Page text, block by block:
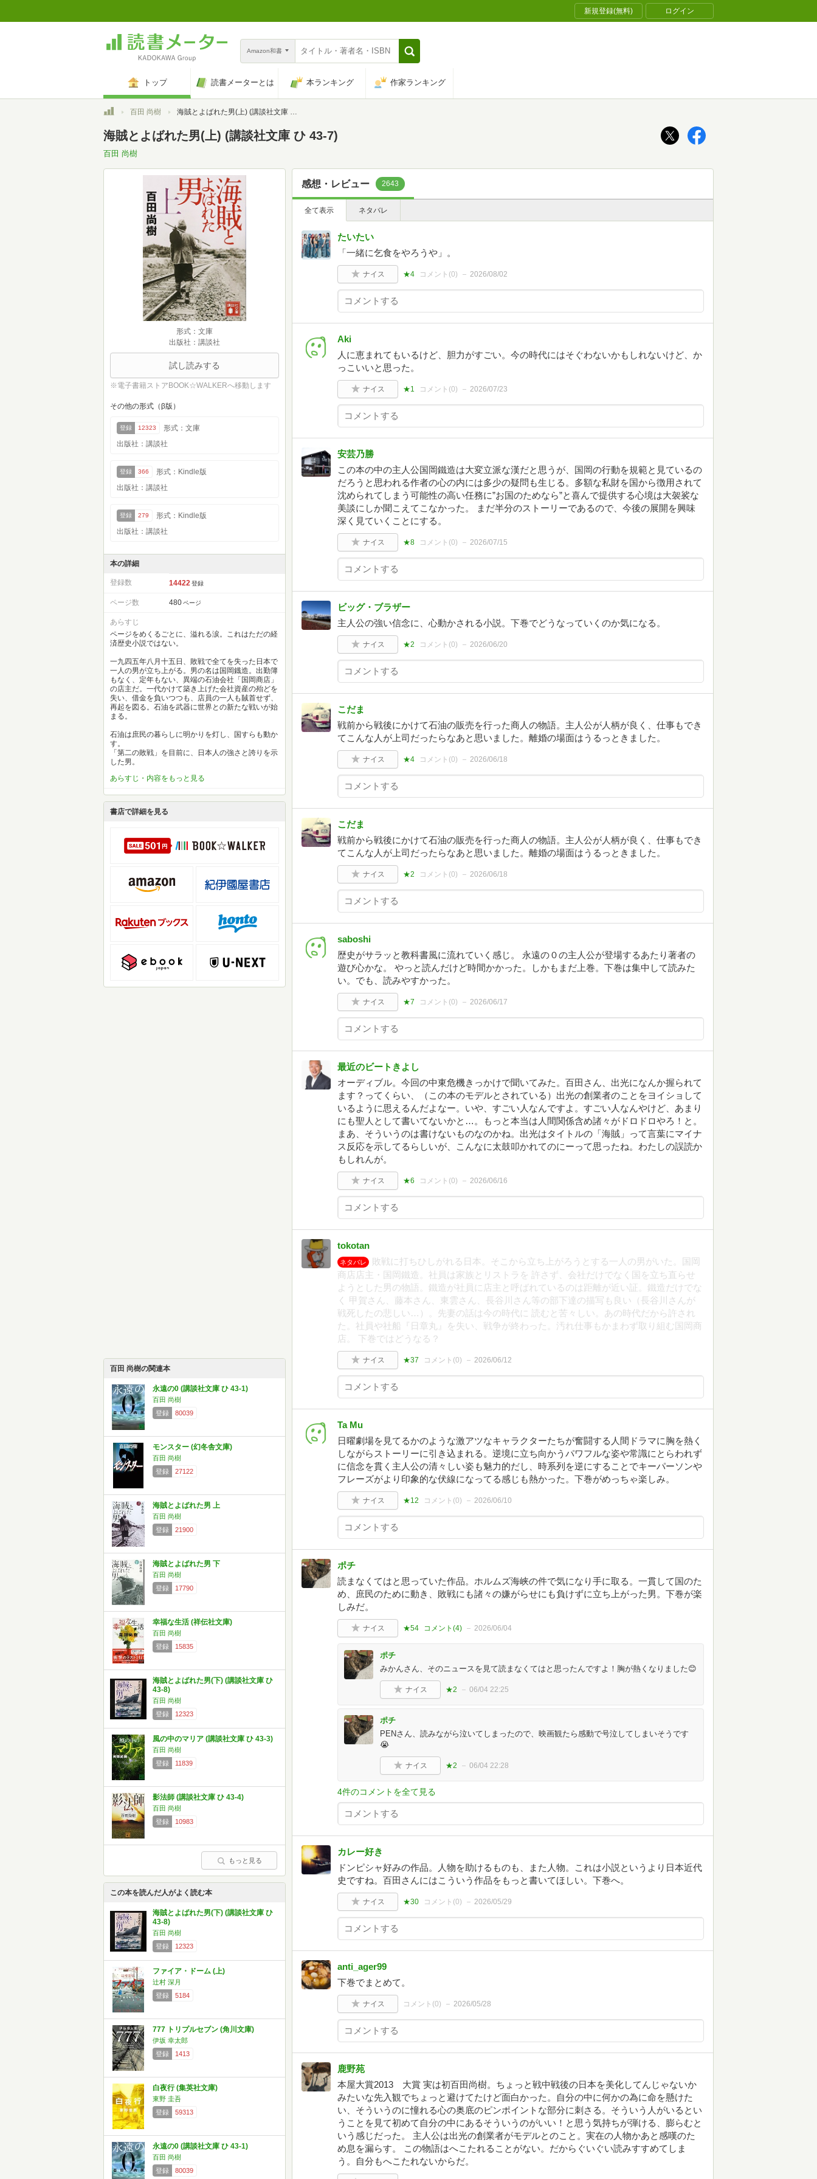
新規登録(無料) ログイン
Amazon和書
トップ 読書メーターとは 本ランキング 作家ランキング
トップ百田 尚樹 海賊とよばれた男(上) (講談社文庫 ひ 43-7)
海賊とよばれた男(上) (講談社文庫 ひ 43-7)
百田 尚樹
形式：文庫
出版社：講談社
試し読みする
※電子書籍ストアBOOK☆WALKERへ移動します
その他の形式（β版）
登録 12323
形式：文庫
出版社：講談社
登録 366
形式：Kindle版
出版社：講談社
登録 279
形式：Kindle版
出版社：講談社
本の詳細
登録数 14422 登録
ページ数 480 ページ
あらすじ
ページをめくるごとに、溢れる涙。これはただの経
済歴史小説ではない。
一九四五年八月十五日、敗戦で全てを失った日本で
一人の男が立ち上がる。男の名は国岡鐡造。出勤簿
もなく、定年もない、異端の石油会社「国岡商店」
の店主だ。一代かけて築き上げた会社資産の殆どを
失い、借金を負いつつも、店員の一人も馘首せず、
再起を図る。石油を武器に世界との新たな戦いが始
まる。
石油は庶民の暮らしに明かりを灯し、国すらも動か
す。
「第二の敗戦」を目前に、日本人の強さと誇りを示
した男。
あらすじ・内容をもっと見る
書店で詳細を見る
百田 尚樹の関連本
永遠の0 (講談社文庫 ひ 43-1)
百田 尚樹
登録
80039
モンスター (幻冬舎文庫)
百田 尚樹
登録
27122
海賊とよばれた男 上
百田 尚樹
登録
21900
海賊とよばれた男 下
百田 尚樹
登録
17790
幸福な生活 (祥伝社文庫)
百田 尚樹
登録
15835
海賊とよばれた男(下) (講談社文庫 ひ
43-8)
百田 尚樹
登録
12323
風の中のマリア (講談社文庫 ひ 43-3)
百田 尚樹
登録
11839
影法師 (講談社文庫 ひ 43-4)
百田 尚樹
登録
10983
もっと見る
この本を読んだ人がよく読む本
海賊とよばれた男(下) (講談社文庫 ひ
43-8)
百田 尚樹
登録
12323
ファイア・ドーム (上)
辻村 深月
登録
5184
777 トリプルセブン (角川文庫)
伊坂 幸太郎
登録
1413
白夜行 (集英社文庫)
東野 圭吾
登録
59313
永遠の0 (講談社文庫 ひ 43-1)
百田 尚樹
登録
80039
感想・レビュー 2643
全て表示 ネタバレ
たいたい
「一緒に乞食をやろうや」。
ナイス ★4 コメント(0) 2026/08/02
Aki
人に恵まれてもいるけど、胆力がすごい。今の時代にはそぐわないかもしれないけど、か
っこいいと思った。
ナイス ★1 コメント(0) 2026/07/23
安芸乃勝
この本の中の主人公国岡鐵造は大変立派な漢だと思うが、国岡の行動を規範と見ているの
だろうと思われる作者の心の内には多少の疑問も生じる。多額な私財を国から徴用されて
沈められてしまう可能性の高い任務に”お国のためなら”と喜んで提供する心境は大袈裟な
美談にしか聞こえてこなかった。 まだ半分のストーリーであるので、今後の展開を興味
深く見ていくことにする。
ナイス ★8 コメント(0) 2026/07/15
ビッグ・ブラザー
主人公の強い信念に、心動かされる小説。下巻でどうなっていくのか気になる。
ナイス ★2 コメント(0) 2026/06/20
こだま
戦前から戦後にかけて石油の販売を行った商人の物語。主人公が人柄が良く、仕事もでき
てこんな人が上司だったらなあと思いました。離婚の場面はうるっときました。
ナイス ★4 コメント(0) 2026/06/18
こだま
戦前から戦後にかけて石油の販売を行った商人の物語。主人公が人柄が良く、仕事もでき
てこんな人が上司だったらなあと思いました。離婚の場面はうるっときました。
ナイス ★2 コメント(0) 2026/06/18
saboshi
歴史がサラッと教科書風に流れていく感じ。 永遠の０の主人公が登場するあたり著者の
遊び心かな。 やっと読んだけど時間かかった。しかもまだ上巻。下巻は集中して読みた
い。でも、読みやすかった。
ナイス ★7 コメント(0) 2026/06/17
最近のビートきよし
オーディブル。今回の中東危機きっかけで聞いてみた。百田さん、出光になんか握られて
ます？ってくらい、（この本のモデルとされている）出光の創業者のことをヨイショして
いるように思えるんだよなー。いや、すごい人なんですよ。すごい人なんやけど、あまり
にも聖人として書いてないかと…。もっと本当は人間関係含め諸々がドロドロやろ！と。
まあ、そういうのは書けないものなのかね。出光はタイトルの「海賊」って言葉にマイナ
ス反応を示してるらしいが、こんなに太鼓叩かれてのにーって思ったね。わたしの誤読か
もしれんが。
ナイス ★6 コメント(0) 2026/06/16
tokotan
ネタバレ
敗戦に打ちひしがれる日本。そこから立ち上がろうとする一人の男がいた。国岡
商店店主・国岡鐵造。社員は家族とリストラを 許さず、会社だけでなく国を立ち直らせ
ようとした男の物語。鐵造が社員に店主と呼ばれているのは距離が近い証。鐵造だけでな
く 甲賀さん、藤本さん、東雲さん、長谷川さん等の部下達の描写も良い（長谷川さんが
戦死したの悲しい…）。先妻の話は今の時代に 読むと苦々しい。あの時代だから許され
た。社員や社船『日章丸』を失い、戦争が終わった。汚れ仕事もかまわず取り組む国岡商
店。 下巻ではどうなる？
ナイス ★37 コメント(0) 2026/06/12
Ta Mu
日曜劇場を見てるかのような激アツなキャラクターたちが奮闘する人間ドラマに胸を熱く
しながらストーリーに引き込まれる。逆境に立ち向かうパワフルな姿や常識にとらわれず
に信念を貫く主人公の清々しい姿も魅力的だし、時系列を逆にすることでキーパーソンや
フレーズがより印象的な伏線になってる感じも熱かった。下巻がめっちゃ楽しみ。
ナイス ★12 コメント(0) 2026/06/10
ポチ
読まなくてはと思っていた作品。ホルムズ海峡の件で気になり手に取る。一貫して国のた
め、庶民のために動き、敗戦にも諸々の嫌がらせにも負けずに立ち上がった男。下巻が楽
しみだ。
ナイス ★54 コメント(4) 2026/06/04
ポチ
みかんさん、そのニュースを見て読まなくてはと思ったんですよ！胸が熱くなりました😊
ナイス ★2 06/04 22:25
ポチ
PENさん、読みながら泣いてしまったので、映画観たら感動で号泣してしまいそうです
😭
ナイス ★2 06/04 22:28
4件のコメントを全て見る
カレー好き
ドンピシャ好みの作品。人物を助けるものも、また人物。これは小説というより日本近代
史ですね。百田さんにはこういう作品をもっと書いてほしい。下巻へ。
ナイス ★30 コメント(0) 2026/05/29
anti_ager99
下巻でまとめて。
ナイス コメント(0) 2026/05/28
鹿野苑
本屋大賞2013 大賞 実は初百田尚樹。ちょっと戦中戦後の日本を美化してんじゃないか
みたいな先入観でちょっと避けてたけど面白かった。自分の中に何かの為に命を懸けた
い、そういうのに憧れる心の奥底のピンポイントな部分に刺さる。そういう人がいるとい
うことを見て初めて自分の中にあるそういうのがいい！と思う気持ちが弾ける、膨らむと
いう感じだった。 主人公は出光の創業者がモデルとのこと。実在の人物かあと感嘆のた
め息を漏らす。 この物語はへこたれることがない。だからぐいぐい読みすすめてしま
う。自分もへこたれないからだ。